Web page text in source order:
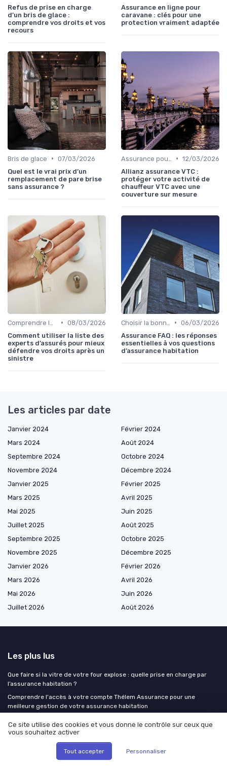
Refus de prise en charge
d’un bris de glace :
comprendre vos droits et vos
recours
Assurance en ligne pour
caravane : clés pour une
protection vraiment adaptée
Bris de glace • 07/03/2026
Quel est le vrai prix d’un
remplacement de pare brise
sans assurance ?
• 12/03/2026
Allianz assurance VTC :
protéger votre activité de
chauffeur VTC avec une
couverture sur mesure
• 08/03/2026
Comment utiliser la liste des
experts d’assurés pour mieux
défendre vos droits après un
sinistre
• 06/03/2026
Assurance FAQ : les réponses
essentielles à vos questions
d’assurance habitation
Les articles par date
Janvier 2024
Février 2024
Mars 2024
Août 2024
Septembre 2024
Octobre 2024
Novembre 2024
Décembre 2024
Janvier 2025
Février 2025
Mars 2025
Avril 2025
Mai 2025
Juin 2025
Juillet 2025
Août 2025
Septembre 2025
Octobre 2025
Novembre 2025
Décembre 2025
Janvier 2026
Février 2026
Mars 2026
Avril 2026
Mai 2026
Juin 2026
Juillet 2026
Août 2026
Les plus lus
Que faire si la vitre de votre four explose : quelle prise en charge par
l’assurance habitation ?
Comprendre l'accès à votre compte Thélem Assurance pour une
meilleure gestion de votre assurance habitation
Attestation de non sinistralité : comprendre ce document clé pour votre
assurance habitation et auto
Assurance habitation : que faire si un mur s'écroule ?
Ce site utilise des cookies et vous donne le contrôle sur ceux que
vous souhaitez activer
Tout accepter Personnaliser